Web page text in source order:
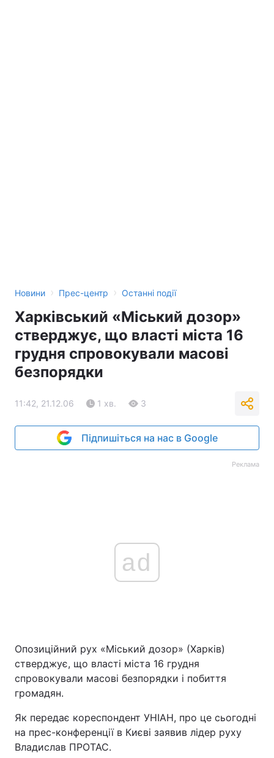
Новини › Прес-центр › Останні події
Харківський «Міський дозор»
стверджує, що власті міста 16
грудня спровокували масові
безпорядки
11:42, 21.12.06 1 хв. 3
Підпишіться на нас в Google
Реклама
ad
Опозиційний рух «Міський дозор» (Харків)
стверджує, що власті міста 16 грудня
спровокували масові безпорядки і побиття
громадян.
Як передає кореспондент УНІАН, про це сьогодні
на прес-конференції в Києві заявив лідер руху
Владислав ПРОТАС.